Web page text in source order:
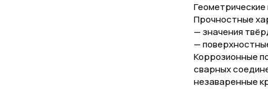
Прочностные
— значения
—
Коррозионные
сварных
незаваренные